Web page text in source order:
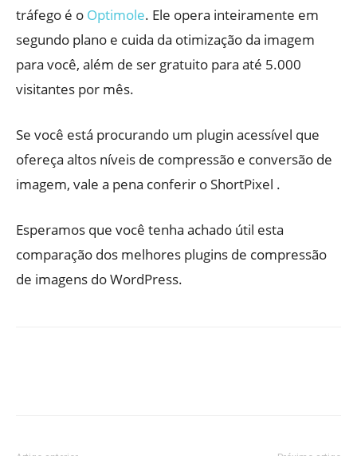
tráfego é o Optimole. Ele opera inteiramente em
segundo plano e cuida da otimização da imagem
para você, além de ser gratuito para até 5.000
visitantes por mês.
Se você está procurando um plugin acessível que
ofereça altos níveis de compressão e conversão de
imagem, vale a pena conferir o ShortPixel .
Esperamos que você tenha achado útil esta
comparação dos melhores plugins de compressão
de imagens do WordPress.